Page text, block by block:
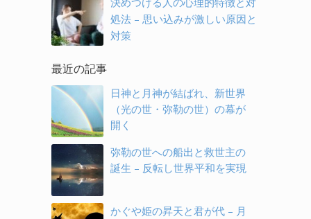
処法 – 思い込みが激しい原因と
対策
最近の記事
日神と月神が結ばれ、新世界
（光の世・弥勒の世）の幕が
開く
弥勒の世への船出と救世主の
誕生 – 反転し世界平和を実現
かぐや姫の昇天と君が代 – 月